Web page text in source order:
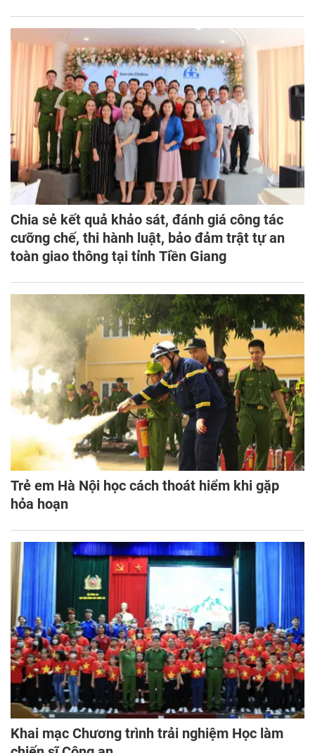
Chia sẻ kết quả khảo sát, đánh giá công tác
cưỡng chế, thi hành luật, bảo đảm trật tự an
toàn giao thông tại tỉnh Tiền Giang
Trẻ em Hà Nội học cách thoát hiểm khi gặp
hỏa hoạn
Khai mạc Chương trình trải nghiệm Học làm